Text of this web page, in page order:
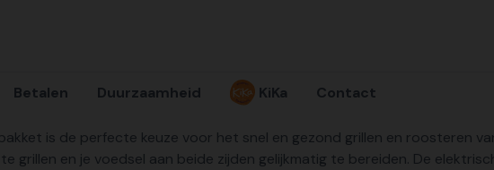
Betalen Duurzaamheid KiKa Contact
is de perfecte keuze voor het snel en gezond grillen en roosteren
grillen en je voedsel aan beide zijden gelijkmatig te bereiden. De